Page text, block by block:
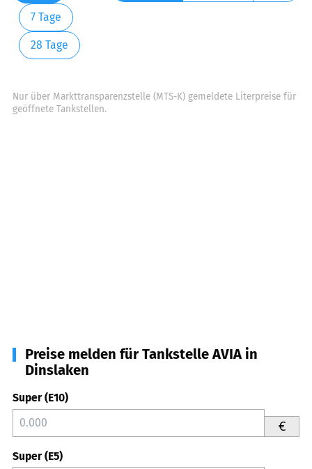
7 Tage
28 Tage
Nur über Markttransparenzstelle (MTS-K) gemeldete Literpreise für
geöffnete Tankstellen.
Preise melden für Tankstelle AVIA in
Dinslaken
Super (E10)
€
Super (E5)